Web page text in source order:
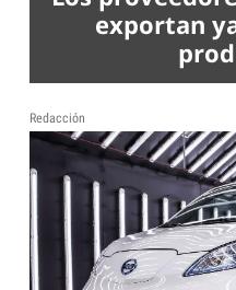
exportan
Redacción